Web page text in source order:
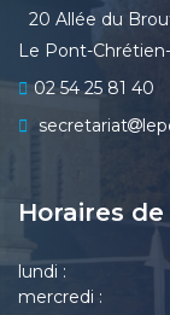
20 Allée du
Le Pont-
02 54 25 81 40
secretariat
Horaires
lundi :
mercredi :